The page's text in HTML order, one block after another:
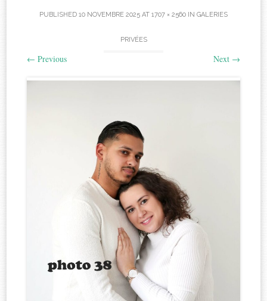
PUBLISHED 10 NOVEMBRE 2025 AT 1707 × 2560 IN GALERIES
PRIVÉES
← Previous Next →